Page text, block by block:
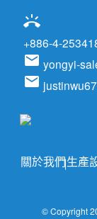
ring_volume
+886-4-
email yongyi-
email
關於我們生產
© Copyright